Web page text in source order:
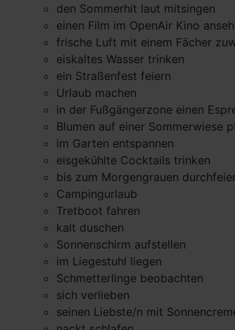
den Sommerhit laut mitsingen
einen Film im OpenAir Kino
frische Luft mit einem Fächer
eiskaltes Wasser trinken
ein Straßenfest feiern
Urlaub machen
in der Fußgängerzone einen
Blumen auf einer Sommerwiese
im Garten entspannen
eisgekühlte Cocktails trinken
bis zum Morgengrauen
Campingurlaub
Tretboot fahren
kalt duschen
Sonnenschirm aufstellen
im Liegestuhl liegen
Schmetterlinge beobachten
sich verlieben
seinen Liebste/n mit